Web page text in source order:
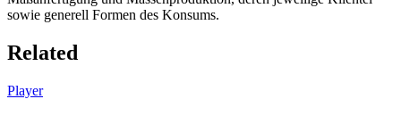
sowie generell Formen des Konsums.
Related
Player